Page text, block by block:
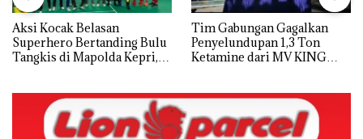
Aksi Kocak Belasan
Superhero Bertanding Bulu
Tangkis di Mapolda Kepri,
Tim Gabungan Gagalkan
Penyelundupan 1,3 Ton
Ketamine dari MV KING